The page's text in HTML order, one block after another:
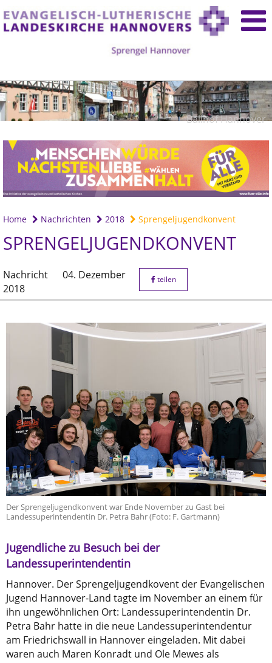
Ballhof Hannover
Home Nachrichten 2018 Sprengeljugendkonvent
SPRENGELJUGENDKONVENT
Nachricht
04. Dezember
2018
teilen
Der Sprengeljugendkonvent war Ende November zu Gast bei
Landessuperintendentin Dr. Petra Bahr (Foto: F. Gartmann)
Jugendliche zu Besuch bei der
Landessuperintendentin
Hannover. Der Sprengeljugendkovent der Evangelischen
Jugend Hannover-Land tagte im November an einem für
ihn ungewöhnlichen Ort: Landessuperintendentin Dr.
Petra Bahr hatte in die neue Landessuperintendentur
am Friedrichswall in Hannover eingeladen. Mit dabei
waren auch Maren Konradt und Ole Mewes als